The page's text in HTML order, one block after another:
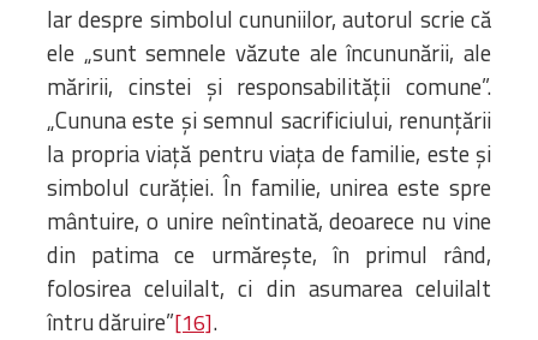
Iar despre simbolul cununiilor, autorul scrie că
ele „sunt semnele văzute ale încununării, ale
măririi, cinstei și responsabilității comune”.
„Cununa este și semnul sacrificiului, renunțării
la propria viață pentru viața de familie, este și
simbolul curăției. În familie, unirea este spre
mântuire, o unire neîntinată, deoarece nu vine
din patima ce urmărește, în primul rând,
folosirea celuilalt, ci din asumarea celuilalt
întru dăruire”[16].